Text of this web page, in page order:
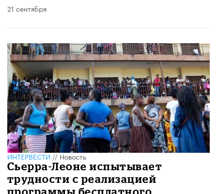
21 сентября
ИНТЕРВЕСТИ//Новость
Сьерра-Леоне испытывает
трудности с реализацией
программы бесплатного